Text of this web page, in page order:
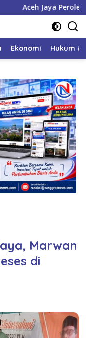
Peroleh Bantuan
Ekonomi Hukum &
Marwan
di